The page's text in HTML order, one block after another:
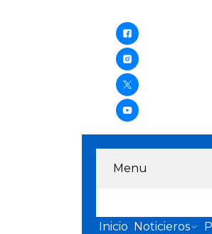
Menu
Inicio Noticieros